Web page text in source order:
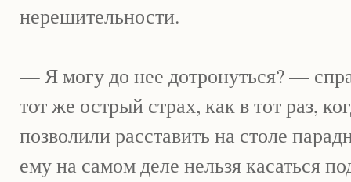
нерешительности.
— Я могу до нее дотронуться? —
тот же острый страх, как в тот раз,
позволили расставить на столе
ему на самом деле нельзя касаться